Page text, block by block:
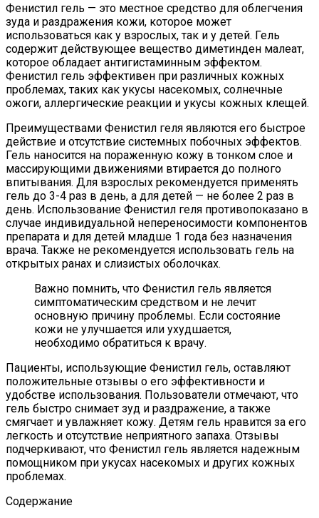
Фенистил гель — это местное средство для облегчения
зуда и раздражения кожи, которое может
использоваться как у взрослых, так и у детей. Гель
содержит действующее вещество диметинден малеат,
которое обладает антигистаминным эффектом.
Фенистил гель эффективен при различных кожных
проблемах, таких как укусы насекомых, солнечные
ожоги, аллергические реакции и укусы кожных клещей.
Преимуществами Фенистил геля являются его быстрое
действие и отсутствие системных побочных эффектов.
Гель наносится на пораженную кожу в тонком слое и
массирующими движениями втирается до полного
впитывания. Для взрослых рекомендуется применять
гель до 3-4 раз в день, а для детей — не более 2 раз в
день. Использование Фенистил геля противопоказано в
случае индивидуальной непереносимости компонентов
препарата и для детей младше 1 года без назначения
врача. Также не рекомендуется использовать гель на
открытых ранах и слизистых оболочках.
Важно помнить, что Фенистил гель является
симптоматическим средством и не лечит
основную причину проблемы. Если состояние
кожи не улучшается или ухудшается,
необходимо обратиться к врачу.
Пациенты, использующие Фенистил гель, оставляют
положительные отзывы о его эффективности и
удобстве использования. Пользователи отмечают, что
гель быстро снимает зуд и раздражение, а также
смягчает и увлажняет кожу. Детям гель нравится за его
легкость и отсутствие неприятного запаха. Отзывы
подчеркивают, что Фенистил гель является надежным
помощником при укусах насекомых и других кожных
проблемах.
Содержание